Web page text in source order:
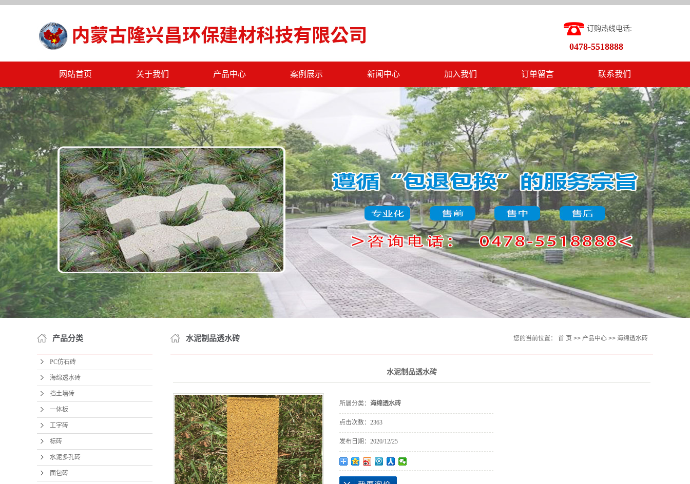
订购热线电话:
0478-5518888
网站首页 关于我们
公司简介
公司文化
公司资质
公司规章
联系我们
产品中心
PC仿石砖
海绵透水砖
挡土墙砖
一体板
工字砖
标砖
水泥多孔砖
面包砖
草坪砖
盲道砖
护坡砖
道牙子
院墙花砖
农渠板
网围栏杆
养殖漏缝板
案例展示 新闻中心
行业新闻
最新公告
加入我们 订单留言 联系我们
产品分类
PC仿石砖
海绵透水砖
挡土墙砖
一体板
工字砖
标砖
水泥多孔砖
面包砖
水泥制品透水砖 您的当前位置： 首 页 >> 产品中心 >> 海绵透水砖
水泥制品透水砖
所属分类： 海绵透水砖
点击次数： 2363
发布日期： 2020/12/25